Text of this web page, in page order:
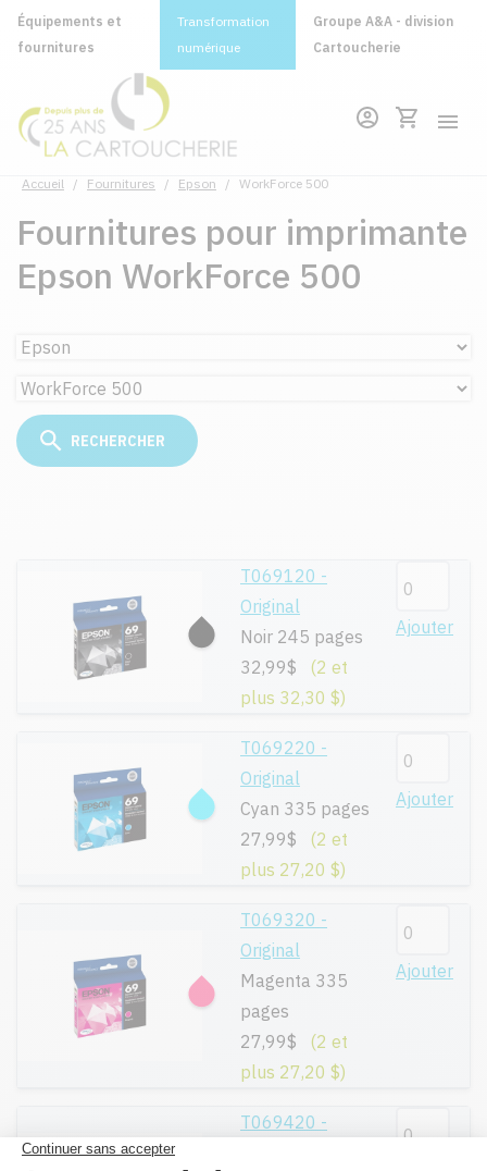
Équipements et
fournitures
Transformation
numérique
Groupe A&A - division
Cartoucherie
Accueil / Fournitures / Epson / WorkForce 500
Fournitures pour imprimante
Epson WorkForce 500
T069120 -
Original
Noir 245 pages
32,99$
(2 et
plus 32,30 $)
Ajouter
T069220 -
Original
Cyan 335 pages
27,99$
(2 et
plus 27,20 $)
Ajouter
T069320 -
Original
Magenta 335
pages
27,99$
(2 et
plus 27,20 $)
Ajouter
T069420 -